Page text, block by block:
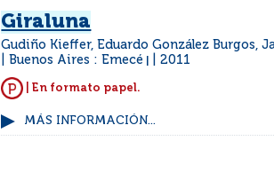
Giraluna
Gudiño Kieffer, Eduardo González Burgos,
Buenos Aires : Emecé 2011
| En formato papel.
MÁS INFORMACIÓN...